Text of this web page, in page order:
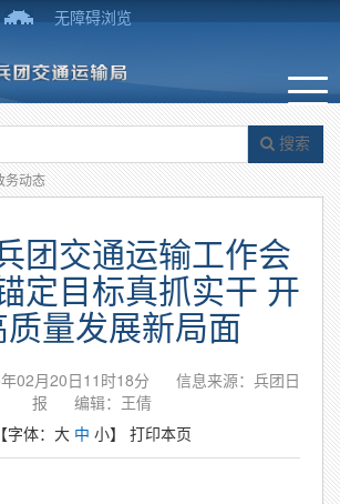
无障碍浏览
搜索
务动态
团交通运输工作会
定目标真抓实干 开
质量发展新局面
02月20日11时18分
信息来源：兵团日
报
编辑：王倩
【字体： 大 中 小】 打印本页